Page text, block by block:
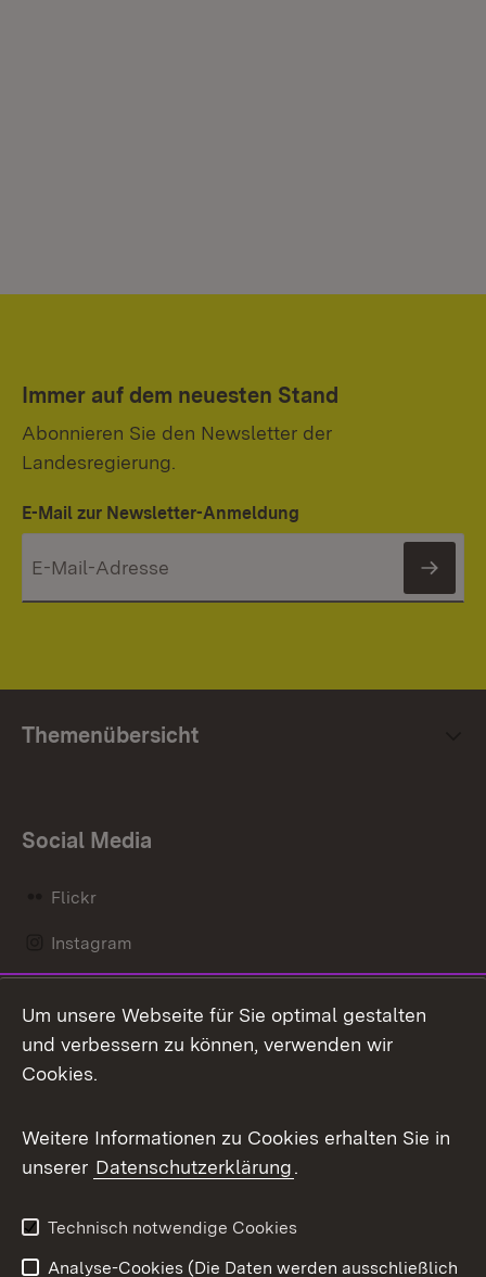
Immer auf dem neuesten Stand
Abonnieren Sie den Newsletter der
Landesregierung.
E-Mail zur Newsletter-Anmeldung
Themenübersicht
Social Media
Flickr
Instagram
Mastodon
Messenger
Social Wall
X / Twitter
Youtube
Um unsere Webseite für Sie optimal gestalten
und verbessern zu können, verwenden wir
Cookies.
Weitere Informationen zu Cookies erhalten Sie in
unserer Datenschutzerklärung.
Technisch notwendige Cookies
Analyse-Cookies (Die Daten werden ausschließlich